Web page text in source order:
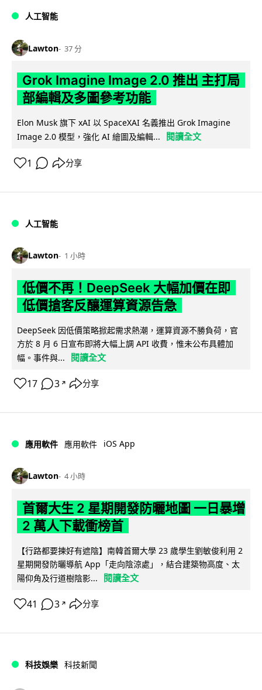
人工智能
Lawton 37 分
Grok Imagine Image 2.0 推出 主打局
部編輯及多圖參考功能
Elon Musk 旗下 xAI 以 SpaceXAI 名義推出 Grok Imagine
Image 2.0 模型，強化 AI 繪圖及編輯...
閱讀全文
1 分享
人工智能
Lawton 1 小時
低價不再！DeepSeek 大幅加價在即
低價搶客反釀運算資源告急
DeepSeek 因低價策略掀起需求熱潮，運算資源不勝負荷，官
方於 8 月 6 日宣布即將大幅上調 API 收費，惟未公布具體加
幅。事件與...
閱讀全文
17 3 ↗ 分享
應用軟件 應用軟件 iOS App
Lawton 4 小時
首爾大生 2 星期開發防曬地圖 一日暴增
2 萬人下載衝榜首
【行路都要揀好有遮陰】南韓首爾大學 23 歲學生劉敏俊利用 2
星期開發防曬導航 App「走向陰涼處」，結合建築物高度、太
陽仰角及行道樹陰影...
閱讀全文
41 3 ↗ 分享
科技娛樂 科技新聞